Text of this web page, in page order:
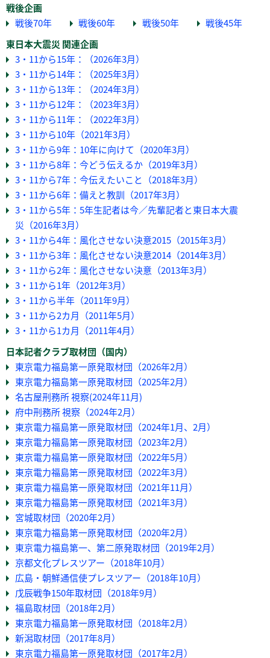
戦後企画
戦後70年
戦後60年 戦後50年
戦後45年
東日本大震災 関連企画
3・11から15年：（2026年3月）
3・11から14年：（2025年3月）
3・11から13年：（2024年3月）
3・11から12年：（2023年3月）
3・11から11年：（2022年3月）
3・11から10年（2021年3月）
3・11から9年：10年に向けて（2020年3月）
3・11から8年：今どう伝えるか（2019年3月）
3・11から7年：今伝えたいこと（2018年3月）
3・11から6年：備えと教訓（2017年3月）
3・11から5年：5年生記者は今／先輩記者と東日本大震
災（2016年3月）
3・11から4年：風化させない決意2015（2015年3月）
3・11から3年：風化させない決意2014（2014年3月）
3・11から2年：風化させない決意（2013年3月）
3・11から1年（2012年3月）
3・11から半年（2011年9月）
3・11から2カ月（2011年5月）
3・11から1カ月（2011年4月）
日本記者クラブ取材団（国内）
東京電力福島第一原発取材団（2026年2月）
東京電力福島第一原発取材団（2025年2月）
名古屋刑務所 視察(2024年11月)
府中刑務所 視察（2024年2月）
東京電力福島第一原発取材団（2024年1月、2月）
東京電力福島第一原発取材団（2023年2月）
東京電力福島第一原発取材団（2022年5月）
東京電力福島第一原発取材団（2022年3月）
東京電力福島第一原発取材団（2021年11月）
東京電力福島第一原発取材団（2021年3月）
宮城取材団（2020年2月）
東京電力福島第一原発取材団（2020年2月）
東京電力福島第一、第二原発取材団（2019年2月）
京都文化プレスツアー（2018年10月）
広島・朝鮮通信使プレスツアー（2018年10月）
戊辰戦争150年取材団（2018年9月）
福島取材団（2018年2月）
東京電力福島第一原発取材団（2018年2月）
新潟取材団（2017年8月）
東京電力福島第一原発取材団（2017年2月）